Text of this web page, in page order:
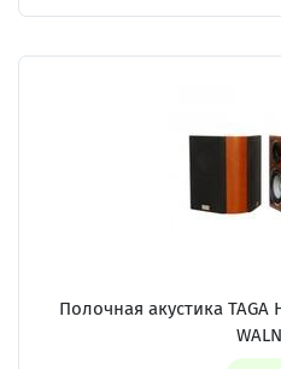
Полочная акустика TAGA